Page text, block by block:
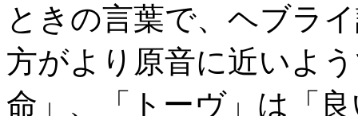
ときの言葉で、ヘブラ
方がより原音に近いよ
命」、「トーヴ」は「